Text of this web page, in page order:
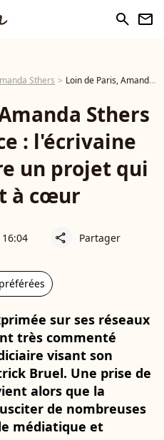
search newsletter
Sthers Loin de Paris, Amanda Sthers sort du silence : l'écrivaine met en lumière un projet qui lui tient à cœur
Sthers
: l'écrivaine
un projet qui
à cœur
share Partager
sur ses réseaux
très commenté
visant son
Bruel. Une prise de
alors que la
de nombreuses
médiatique et